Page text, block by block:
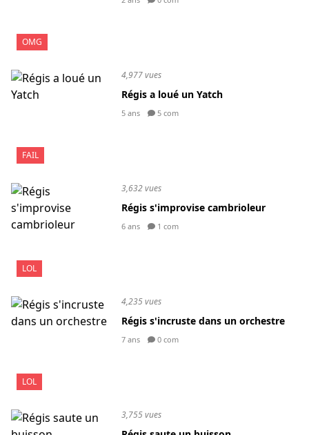
OMG
FAIL
4,977 vues
Régis a loué un Yatch
5 ans 5 com
LOL
3,632 vues
Régis s'improvise cambrioleur
6 ans 1 com
LOL
4,235 vues
Régis s'incruste dans un orchestre
7 ans 0 com
3,755 vues